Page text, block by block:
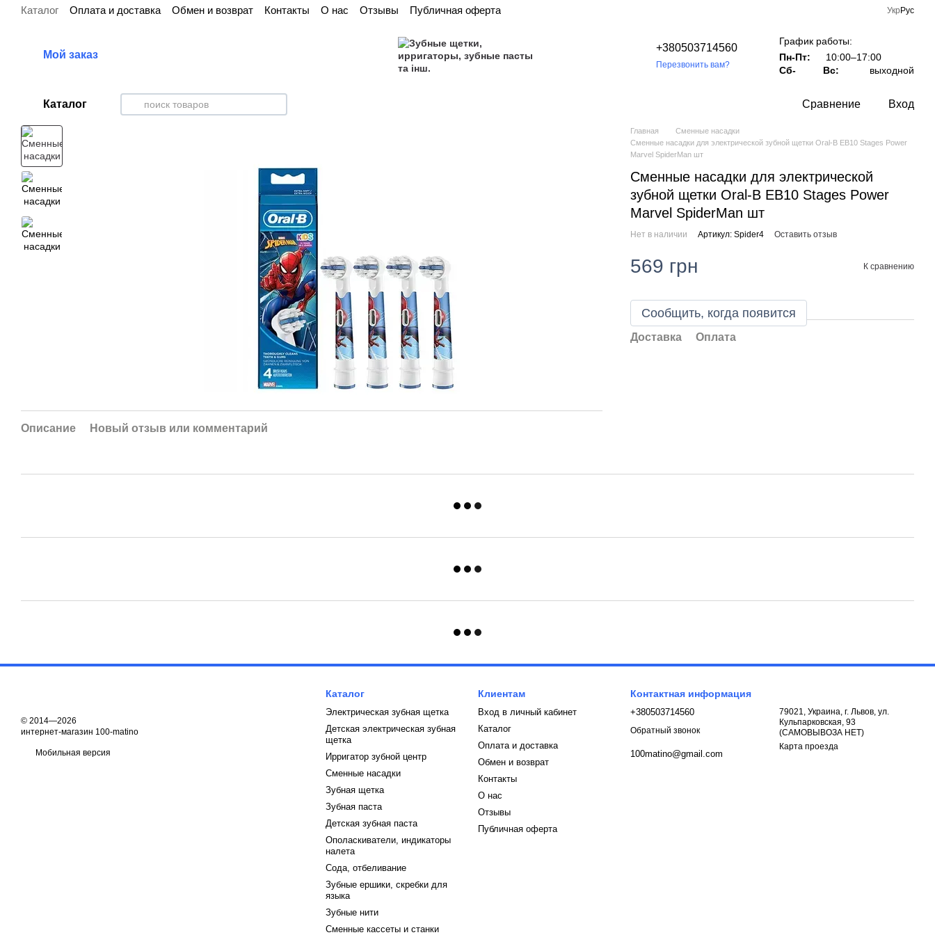
Перейти к основному контенту
Каталог Оплата и доставка Обмен и возврат Контакты О нас Отзывы Публичная оферта Укр Рус
Мой заказ
+380503714560
Перезвонить вам?
График работы:
Пн-Пт:
10:00–17:00
Сб-
Вс: выходной
Каталог Сравнение Вход
Описание Новый отзыв или комментарий
Главная
Сменные насадки
Сменные насадки для электрической зубной щетки Oral-B EB10 Stages Power
Marvel SpiderMan шт
Сменные насадки для электрической
зубной щетки Oral-B EB10 Stages Power
Marvel SpiderMan шт
Нет в наличии Артикул: Spider4 Оставить отзыв
569 грн К сравнению
Сообщить, когда появится
Доставка Оплата
© 2014—2026
интернет-магазин 100-matino
Мобильная версия
Каталог
Электрическая зубная щетка
Детская электрическая зубная
щетка
Ирригатор зубной центр
Сменные насадки
Зубная щетка
Зубная паста
Детская зубная паста
Ополаскиватели, индикаторы
налета
Сода, отбеливание
Зубные ершики, скребки для
языка
Зубные нити
Сменные кассеты и станки
Клиентам
Вход в личный кабинет
Каталог
Оплата и доставка
Обмен и возврат
Контакты
О нас
Отзывы
Публичная оферта
Контактная информация
+380503714560
Обратный звонок
100matino@gmail.com
79021, Украина, г. Львов, ул.
Кульпарковская, 93
(САМОВЫВОЗА НЕТ)
Карта проезда